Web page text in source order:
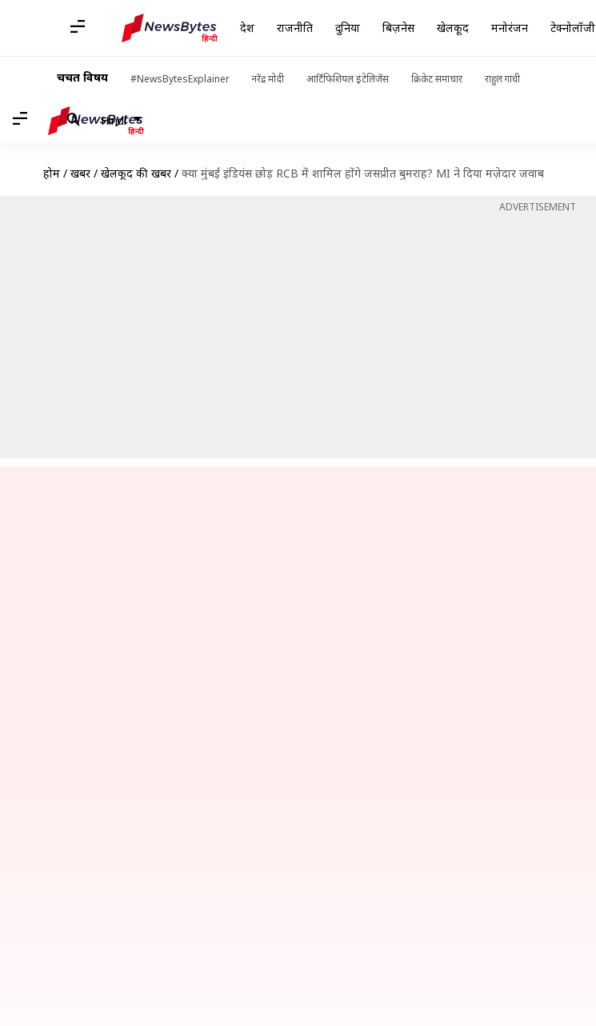
देश राजनीति दुनिया बिज़नेस खेलकूद मनोरंजन टेक्नोलॉजी
चर्चित विषय #NewsBytesExplainer नरेंद्र मोदी आर्टिफिशियल इंटेलिजेंस क्रिकेट समाचार राहुल गांधी
Hindi
होम / खबरें / खेलकूद की खबरें / क्या मुंबई इंडियंस छोड़ RCB में शामिल होंगे जसप्रीत बुमराह? MI ने दिया मज़ेदार जवाब
ADVERTISEMENT